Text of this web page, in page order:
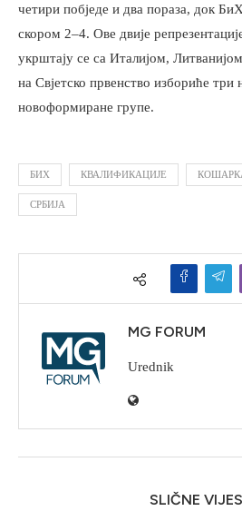
четири побједе и два пораза, док
скором 2–4. Ове двије
укрштају се са Италијом,
на Свјетско првенство избориће три
новоформиране групе.
БИХ КВАЛИФИКАЦИЈЕ
СРБИЈА
MG FORUM
Urednik
SLIČNE